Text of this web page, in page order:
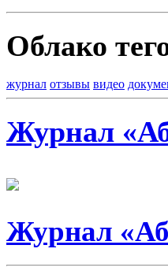
Облако
журнал отзывы видео
Журнал
Журнал